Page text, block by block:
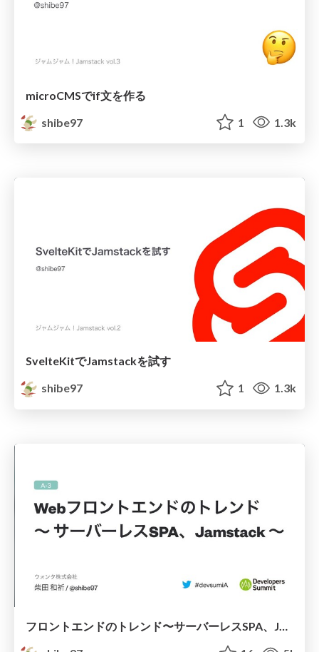
microCMSでif文を作る
shibe97
1 1.3k
SvelteKitでJamstackを試す
shibe97
1 1.3k
フロントエンドのトレンド〜サーバーレスSPA、Jamstack〜